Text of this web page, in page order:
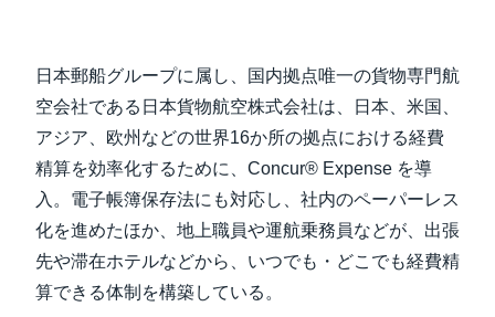
Finland (English)
Belgium (English)
España (Español)
日本郵船グループに属し、国内拠点唯一の貨物専門航
空会社である日本貨物航空株式会社は、日本、米国、
アジア、欧州などの世界16か所の拠点における経費
精算を効率化するために、Concur® Expense を導
入。電子帳簿保存法にも対応し、社内のペーパーレス
化を進めたほか、地上職員や運航乗務員などが、出張
先や滞在ホテルなどから、いつでも・どこでも経費精
算できる体制を構築している。